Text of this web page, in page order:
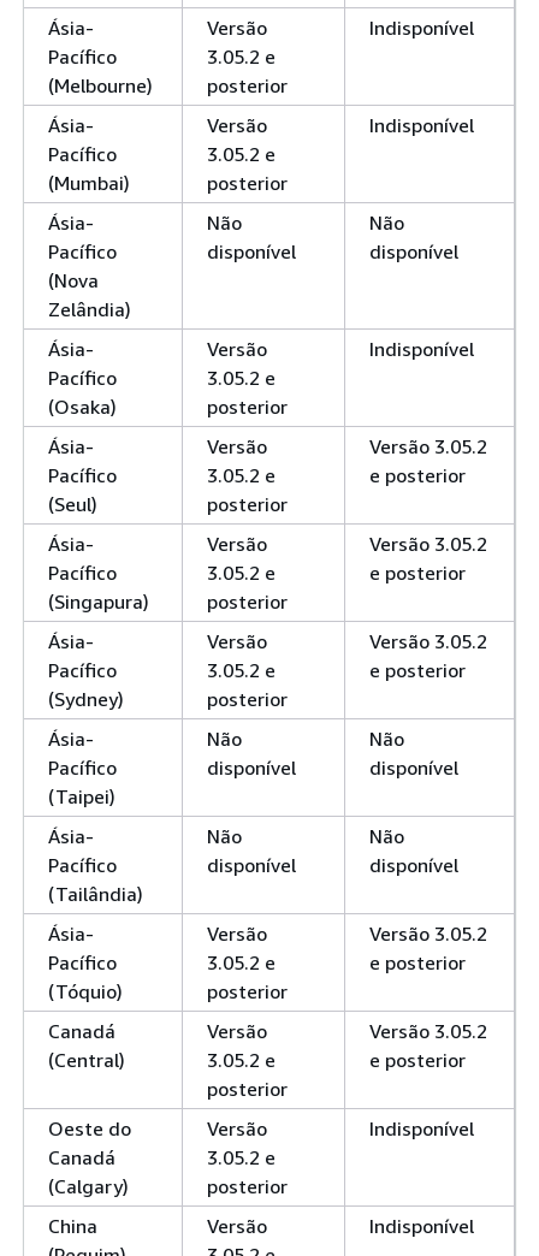
Ásia-
Pacífico
(Melbourne)
Versão
3.05.2 e
posterior
Indisponível
Ásia-
Pacífico
(Mumbai)
Versão
3.05.2 e
posterior
Indisponível
Ásia-
Pacífico
(Nova
Zelândia)
Não
disponível
Não
disponível
Ásia-
Pacífico
(Osaka)
Versão
3.05.2 e
posterior
Indisponível
Ásia-
Pacífico
(Seul)
Versão
3.05.2 e
posterior
Versão 3.05.2
e posterior
Ásia-
Pacífico
(Singapura)
Versão
3.05.2 e
posterior
Versão 3.05.2
e posterior
Ásia-
Pacífico
(Sydney)
Versão
3.05.2 e
posterior
Versão 3.05.2
e posterior
Ásia-
Pacífico
(Taipei)
Não
disponível
Não
disponível
Ásia-
Pacífico
(Tailândia)
Não
disponível
Não
disponível
Ásia-
Pacífico
(Tóquio)
Versão
3.05.2 e
posterior
Versão 3.05.2
e posterior
Canadá
(Central)
Versão
3.05.2 e
posterior
Versão 3.05.2
e posterior
Oeste do
Canadá
(Calgary)
Versão
3.05.2 e
posterior
Indisponível
China
Versão
Indisponível